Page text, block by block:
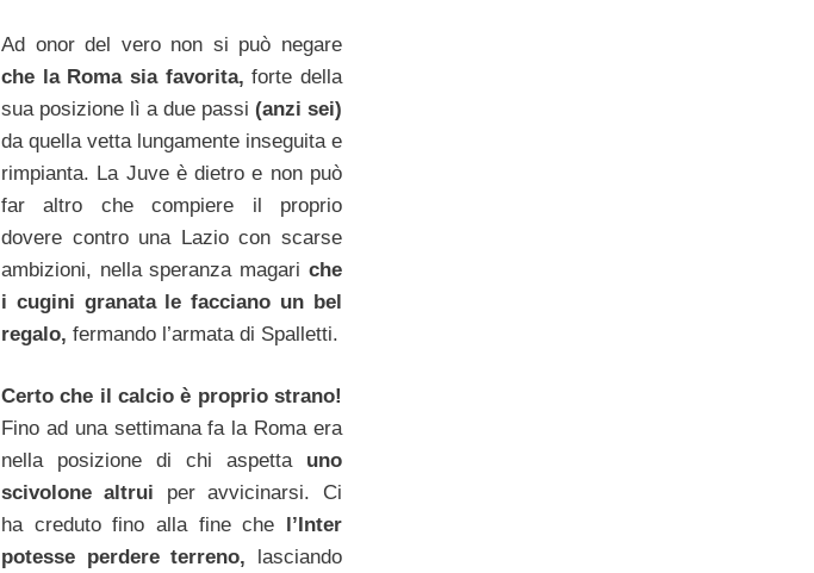
Ad onor del vero non si può negare
che la Roma sia favorita, forte della
sua posizione lì a due passi (anzi sei)
da quella vetta lungamente inseguita e
rimpianta. La Juve è dietro e non può
far altro che compiere il proprio
dovere contro una Lazio con scarse
ambizioni, nella speranza magari che
i cugini granata le facciano un bel
regalo, fermando l’armata di Spalletti.
Certo che il calcio è proprio strano!
Fino ad una settimana fa la Roma era
nella posizione di chi aspetta uno
scivolone altrui per avvicinarsi. Ci
ha creduto fino alla fine che l’Inter
potesse perdere terreno, lasciando